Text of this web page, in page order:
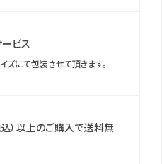
ービス
ズにて包装させて頂きます。
）以上のご購入で送料無